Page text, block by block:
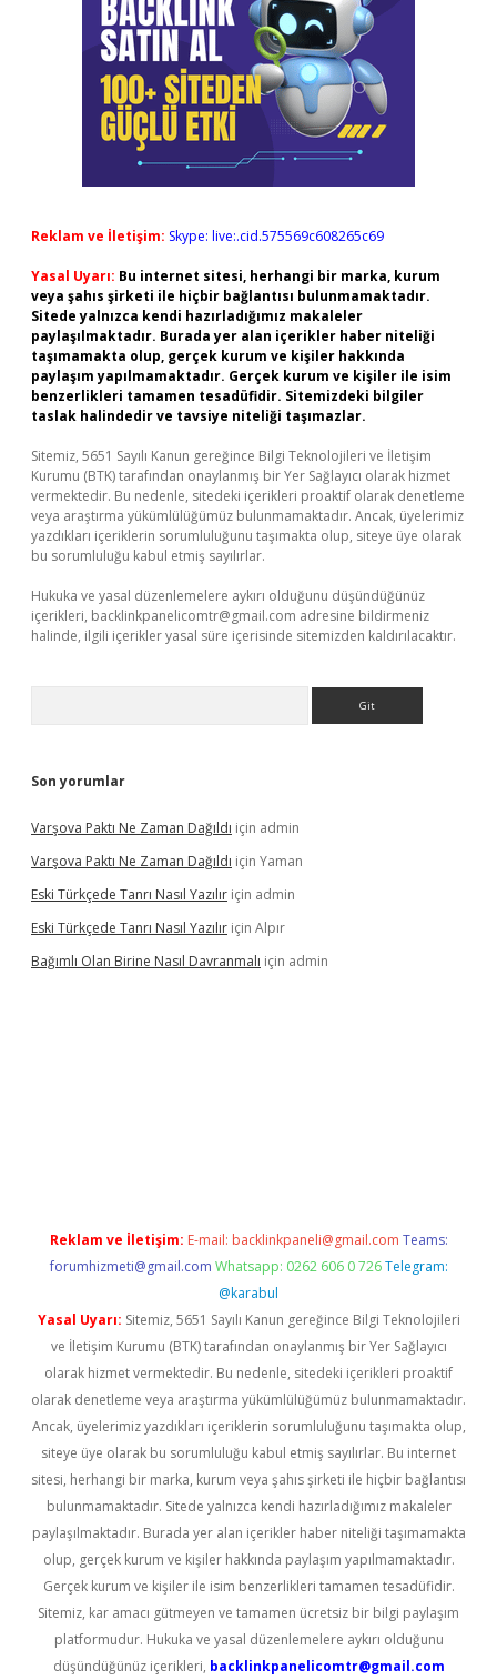
Reklam ve İletişim: Skype: live:.cid.575569c608265c69
Yasal Uyarı: Bu internet sitesi, herhangi bir marka, kurum
veya şahıs şirketi ile hiçbir bağlantısı bulunmamaktadır.
Sitede yalnızca kendi hazırladığımız makaleler
paylaşılmaktadır. Burada yer alan içerikler haber niteliği
taşımamakta olup, gerçek kurum ve kişiler hakkında
paylaşım yapılmamaktadır. Gerçek kurum ve kişiler ile isim
benzerlikleri tamamen tesadüfidir. Sitemizdeki bilgiler
taslak halindedir ve tavsiye niteliği taşımazlar.
Sitemiz, 5651 Sayılı Kanun gereğince Bilgi Teknolojileri ve İletişim
Kurumu (BTK) tarafından onaylanmış bir Yer Sağlayıcı olarak hizmet
vermektedir. Bu nedenle, sitedeki içerikleri proaktif olarak denetleme
veya araştırma yükümlülüğümüz bulunmamaktadır. Ancak, üyelerimiz
yazdıkları içeriklerin sorumluluğunu taşımakta olup, siteye üye olarak
bu sorumluluğu kabul etmiş sayılırlar.
Hukuka ve yasal düzenlemelere aykırı olduğunu düşündüğünüz
içerikleri, backlinkpanelicomtr@gmail.com adresine bildirmeniz
halinde, ilgili içerikler yasal süre içerisinde sitemizden kaldırılacaktır.
Son yorumlar
Varşova Paktı Ne Zaman Dağıldı için admin
Varşova Paktı Ne Zaman Dağıldı için Yaman
Eski Türkçede Tanrı Nasıl Yazılır için admin
Eski Türkçede Tanrı Nasıl Yazılır için Alpır
Bağımlı Olan Birine Nasıl Davranmalı için admin
Reklam ve İletişim: E-mail: backlinkpaneli@gmail.com Teams:
forumhizmeti@gmail.com Whatsapp: 0262 606 0 726 Telegram:
@karabul
Yasal Uyarı: Sitemiz, 5651 Sayılı Kanun gereğince Bilgi Teknolojileri
ve İletişim Kurumu (BTK) tarafından onaylanmış bir Yer Sağlayıcı
olarak hizmet vermektedir. Bu nedenle, sitedeki içerikleri proaktif
olarak denetleme veya araştırma yükümlülüğümüz bulunmamaktadır.
Ancak, üyelerimiz yazdıkları içeriklerin sorumluluğunu taşımakta olup,
siteye üye olarak bu sorumluluğu kabul etmiş sayılırlar. Bu internet
sitesi, herhangi bir marka, kurum veya şahıs şirketi ile hiçbir bağlantısı
bulunmamaktadır. Sitede yalnızca kendi hazırladığımız makaleler
paylaşılmaktadır. Burada yer alan içerikler haber niteliği taşımamakta
olup, gerçek kurum ve kişiler hakkında paylaşım yapılmamaktadır.
Gerçek kurum ve kişiler ile isim benzerlikleri tamamen tesadüfidir.
Sitemiz, kar amacı gütmeyen ve tamamen ücretsiz bir bilgi paylaşım
platformudur. Hukuka ve yasal düzenlemelere aykırı olduğunu
düşündüğünüz içerikleri, backlinkpanelicomtr@gmail.com